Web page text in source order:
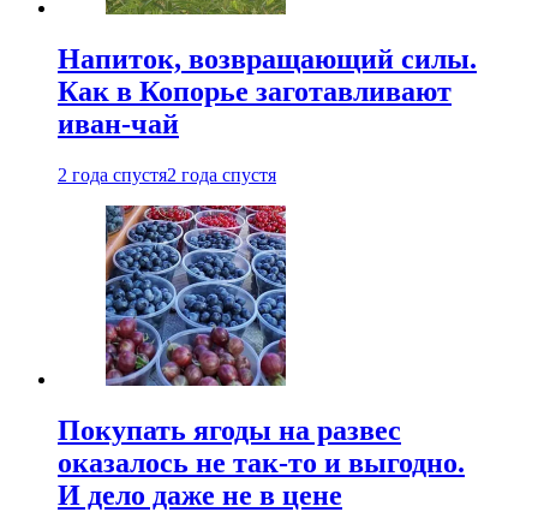
Напиток, возвращающий силы.
Как в Копорье заготавливают
иван-чай
2 года спустя2 года спустя
Покупать ягоды на развес
оказалось не так-то и выгодно.
И дело даже не в цене